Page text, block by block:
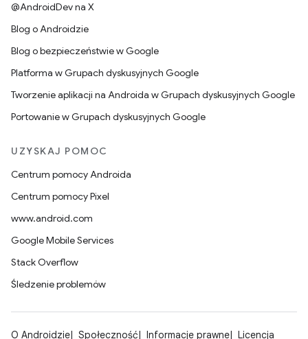
@AndroidDev na X
Blog o Androidzie
Blog o bezpieczeństwie w Google
Platforma w Grupach dyskusyjnych Google
Tworzenie aplikacji na Androida w Grupach dyskusyjnych Google
Portowanie w Grupach dyskusyjnych Google
UZYSKAJ POMOC
Centrum pomocy Androida
Centrum pomocy Pixel
www.android.com
Google Mobile Services
Stack Overflow
Śledzenie problemów
O Androidzie Społeczność Informacje prawne Licencja